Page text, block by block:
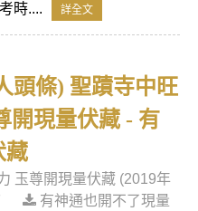
時....
詳全文
頭條) 聖蹟寺中旺
開現量伏藏 - 有
藏
玉尊開現量伏藏 (2019年
有神通也開不了現量